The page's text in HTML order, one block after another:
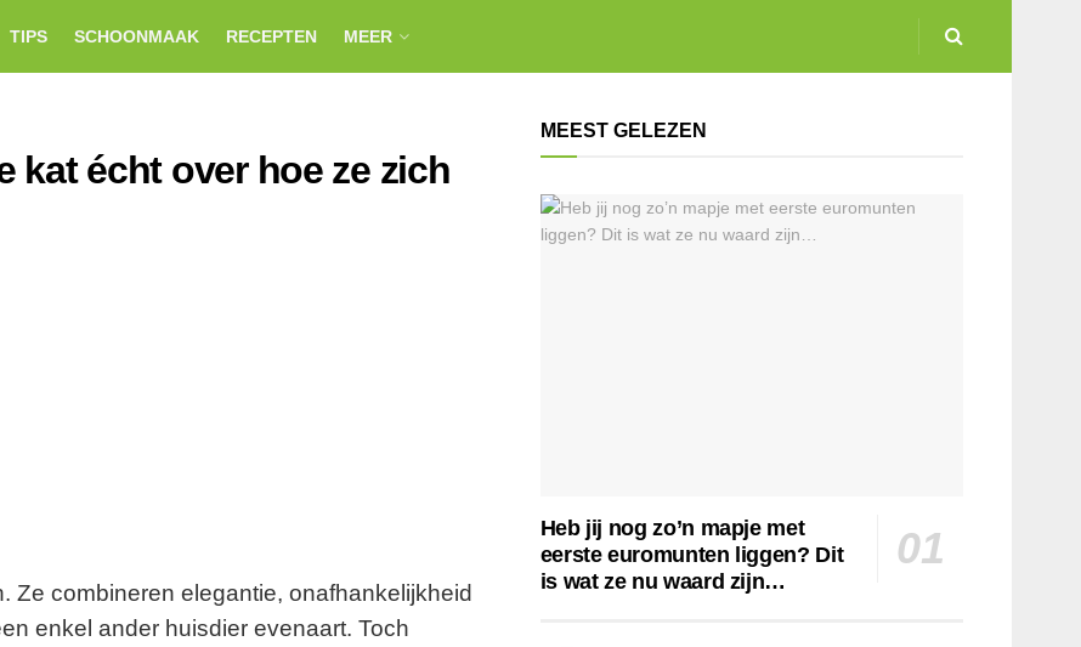
TIPS SCHOONMAAK RECEPTEN MEER
kat écht over hoe ze zich
Ze combineren elegantie, onafhankelijkheid
enkel ander huisdier evenaart. Toch
MEEST GELEZEN
Heb jij nog zo’n mapje met
eerste euromunten liggen? Dit
is wat ze nu waard zijn…